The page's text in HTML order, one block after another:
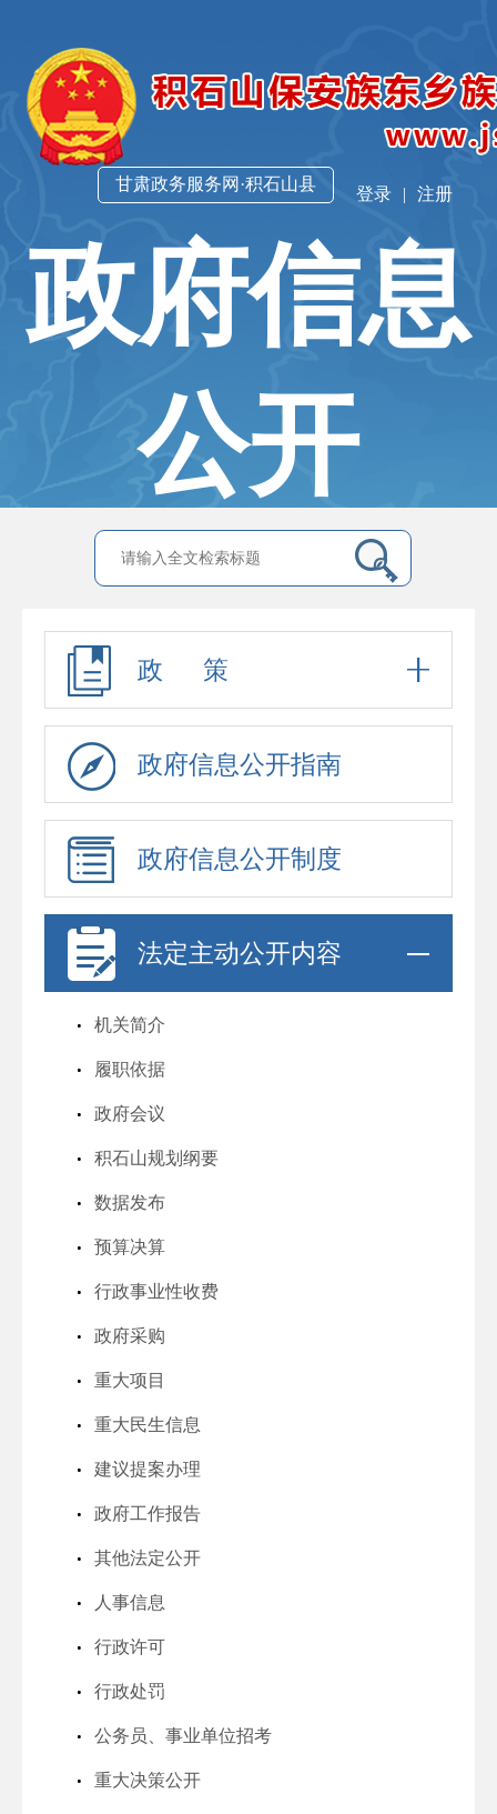
登录 | 注册
甘肃政务服务网·积石山县
政府信息
公开
政 策
政府信息公开指南
政府信息公开制度
法定主动公开内容
机关简介
履职依据
政府会议
积石山规划纲要
数据发布
预算决算
行政事业性收费
政府采购
重大项目
重大民生信息
建议提案办理
政府工作报告
其他法定公开
人事信息
行政许可
行政处罚
公务员、事业单位招考
重大决策公开